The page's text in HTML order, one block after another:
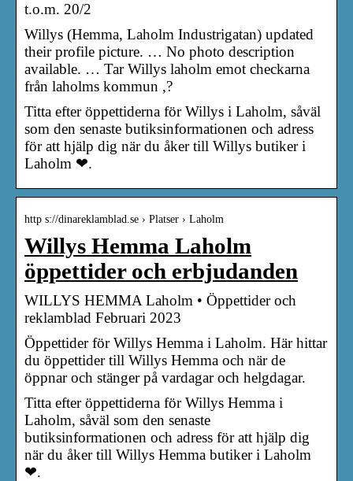
t.o.m. 20/2
Willys (Hemma, Laholm Industrigatan) updated
their profile picture. … No photo description
available. … Tar Willys laholm emot checkarna
från laholms kommun ,?
Titta efter öppettiderna för Willys i Laholm, såväl
som den senaste butiksinformationen och adress
för att hjälp dig när du åker till Willys butiker i
Laholm ❤.
http s://dinareklamblad.se › Platser › Laholm
Willys Hemma Laholm
öppettider och erbjudanden
WILLYS HEMMA Laholm • Öppettider och
reklamblad Februari 2023
Öppettider för Willys Hemma i Laholm. Här hittar
du öppettider till Willys Hemma och när de
öppnar och stänger på vardagar och helgdagar.
Titta efter öppettiderna för Willys Hemma i
Laholm, såväl som den senaste
butiksinformationen och adress för att hjälp dig
när du åker till Willys Hemma butiker i Laholm
❤.